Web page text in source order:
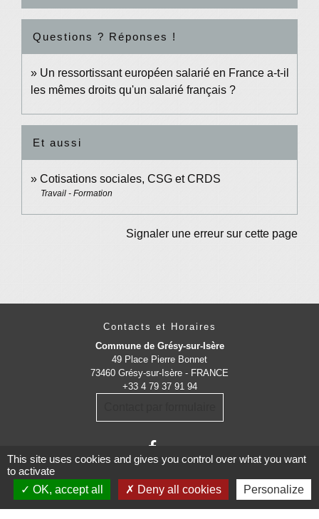
Questions ? Réponses !
Un ressortissant européen salarié en France a-t-il
les mêmes droits qu'un salarié français ?
Et aussi
Cotisations sociales, CSG et CRDS
Travail - Formation
Signaler une erreur sur cette page
Contacts et Horaires
Commune de Grésy-sur-Isère
49 Place Pierre Bonnet
73460 Grésy-sur-Isère - FRANCE
+33 4 79 37 91 94
This site uses cookies and gives you control over what you want
to activate
OK, accept all
Deny all cookies Personalize